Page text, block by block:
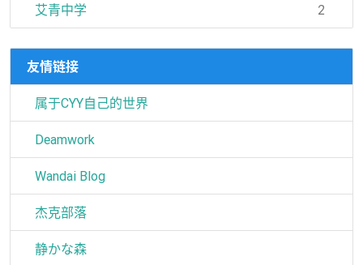
艾青中学 2
友情链接
属于CYY自己的世界
Deamwork
Wandai Blog
杰克部落
静かな森